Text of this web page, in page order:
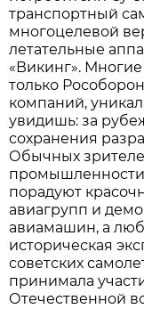
транспортный
многоцелевой
летательные
«Викинг».
только
компаний,
увидишь: за
сохранения
Обычных
порадуют
авиагрупп и
авиамашин, а
историческая
советских
принимала
Отечественной